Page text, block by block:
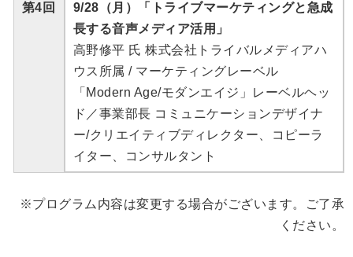
第4回
9/28（月）「トライブマーケティングと急成
長する音声メディア活用」
高野修平 氏 株式会社トライバルメディアハ
ウス所属 / マーケティングレーベル
「Modern Age/モダンエイジ」レーベルヘッ
ド／事業部長 コミュニケーションデザイナ
ー/クリエイティブディレクター、コピーラ
イター、コンサルタント
※プログラム内容は変更する場合がございます。ご了承
ください。